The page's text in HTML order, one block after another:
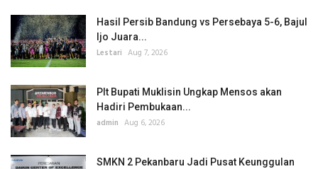
Hasil Persib Bandung vs Persebaya 5-6, Bajul
Ijo Juara...
Lestari Aug 7, 2026
Plt Bupati Muklisin Ungkap Mensos akan
Hadiri Pembukaan...
admin Aug 6, 2026
SMKN 2 Pekanbaru Jadi Pusat Keunggulan